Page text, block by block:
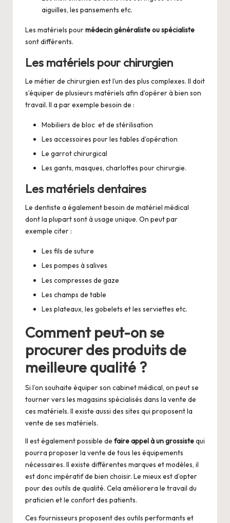
aiguilles, les pansements etc.
Les matériels pourmédecin généraliste ou spécialiste
sont différents.
Les matériels pour chirurgien
Le métier de chirurgien est l’un des plus complexes. Il doit
s’équiper de plusieurs matériels afin d’opérer à bien son
travail. Il a par exemple besoin de :
Mobiliers de bloc et de stérilisation
Les accessoires pour les tables d’opération
Le garrot chirurgical
Les gants, masques, charlottes pour chirurgie.
Les matériels dentaires
Le dentiste a également besoin de matériel médical
dont la plupart sont à usage unique. On peut par
exemple citer :
Les fils de suture
Les pompes à salives
Les compresses de gaze
Les champs de table
Les plateaux, les gobelets et les serviettes etc.
Comment peut-on se
procurer des produits de
meilleure qualité ?
Si l’on souhaite équiper son cabinet médical, on peut se
tourner vers les magasins spécialisés dans la vente de
ces matériels. Il existe aussi des sites qui proposent la
vente de ses matériels.
Il est également possible de faire appel à un grossistequi
pourra proposer la vente de tous les équipements
nécessaires. Il existe différentes marques et modèles, il
est donc impératif de bien choisir. Le mieux est d’opter
pour des outils de qualité. Cela améliorera le travail du
praticien et le confort des patients.
Ces fournisseurs proposent des outils performants et